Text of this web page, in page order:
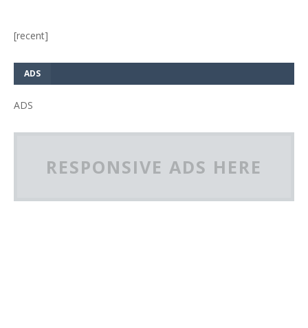
[recent]
ADS
ADS
RESPONSIVE ADS HERE